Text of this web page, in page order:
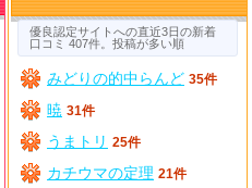
優良認定サイトへの直近3日の新着
口コミ 407件。投稿が多い順
みどりの的中らんど 35件
暁 31件
うまトリ 25件
カチウマの定理 21件